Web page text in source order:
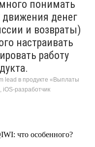
понимать
движения денег
и возвраты)
настраивать
работу
lead в продукте «Выплаты
iOS-разработчик